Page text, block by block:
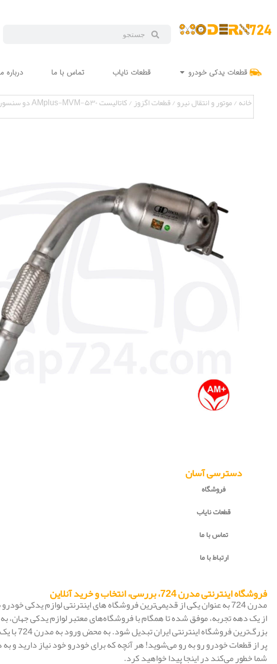
قطعات یدکی خودرو قطعات نایاب تماس با ما درباره
خانه/موتور و انتقال نیرو/قطعات اگزوز/ کاتالیست ۵۳۰-AMplus-MVM دو سنسور ایراندلکو MAP000362
دسترسی آسان
فروشگاه
قطعات نایاب
تماس با ما
ارتباط با ما
فروشگاه اینترنتی مدرن 724، بررسی، انتخاب و خرید آنلاین
مدرن 724 به عنوان یکی از قدیمی‌ترین فروشگاه های اینترنتی لوازم یدکی
از یک دهه تجربه، موفق شده تا همگام با فروشگاه‌های معتبر لوازم یدکی جهان، به
بزرگ‌ترین فروشگاه
پر از قطعات خودرو رو به رو می‌شوید! هر آنچه که برای خودرو خود نیاز دارید و
شما خطور می‌کند در اینجا پیدا خواهید کرد.